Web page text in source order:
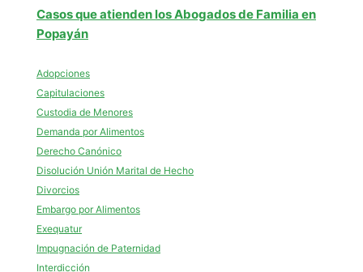
Casos que atienden los Abogados de Familia en
Popayán
Adopciones
Capitulaciones
Custodia de Menores
Demanda por Alimentos
Derecho Canónico
Disolución Unión Marital de Hecho
Divorcios
Embargo por Alimentos
Exequatur
Impugnación de Paternidad
Interdicción